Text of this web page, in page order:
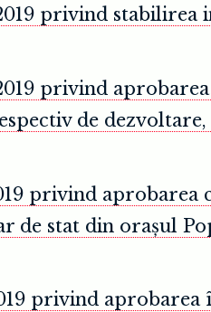
privind
privind
de dezvoltare,
privind
de stat din orașul
privind